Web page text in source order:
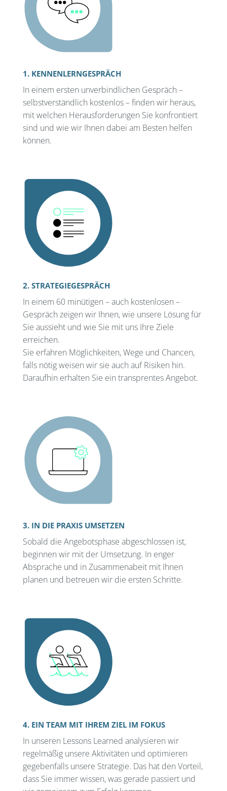
1. KENNENLERNGESPRÄCH
In einem ersten unverbindlichen Gespräch –
selbstverständlich kostenlos – finden wir heraus,
mit welchen Herausforderungen Sie konfrontiert
sind und wie wir Ihnen dabei am Besten helfen
können.
2. STRATEGIEGESPRÄCH
In einem 60 minütigen – auch kostenlosen –
Gespräch zeigen wir Ihnen, wie unsere Lösung für
Sie aussieht und wie Sie mit uns Ihre Ziele
erreichen.
Sie erfahren Möglichkeiten, Wege und Chancen,
falls nötig weisen wir sie auch auf Risiken hin.
Daraufhin erhalten Sie ein transprentes Angebot.
3. IN DIE PRAXIS UMSETZEN
Sobald die Angebotsphase abgeschlossen ist,
beginnen wir mit der Umsetzung. In enger
Absprache und in Zusammenabeit mit Ihnen
planen und betreuen wir die ersten Schritte.
4. EIN TEAM MIT IHREM ZIEL IM FOKUS
In unseren Lessons Learned analysieren wir
regelmäßig unsere Aktivitäten und optimieren
gegebenfalls unsere Strategie. Das hat den Vorteil,
dass Sie immer wissen, was gerade passiert und